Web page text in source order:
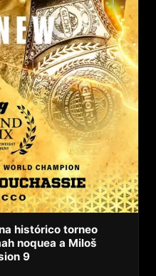
histórico torneo
noquea a Miloš
9